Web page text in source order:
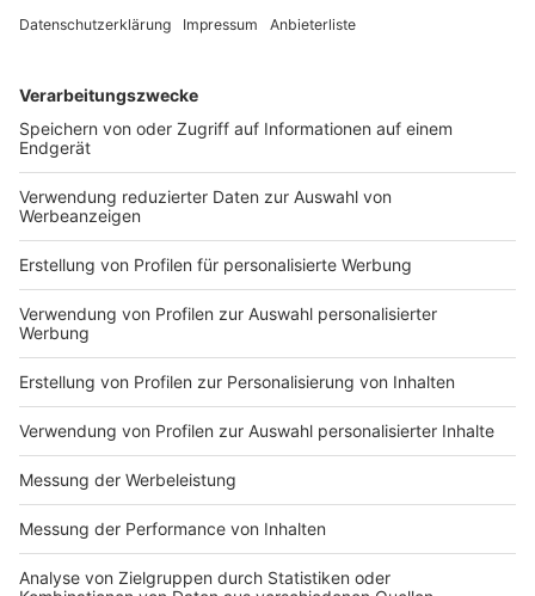
Anzeige
Zustimmung, um den YouTube
Video-Service zu laden!
Wir verwenden einen Service eines
einzubetten. Dieser Service kann
Daten zu Ihren Aktivitäten
sammeln. Bitte lesen Sie die
Details durch und stimmen Sie der
Nutzung des Service zu, um dieses
Video anzusehen.
Die britische Band The Kooks ist zurück und bringt mit